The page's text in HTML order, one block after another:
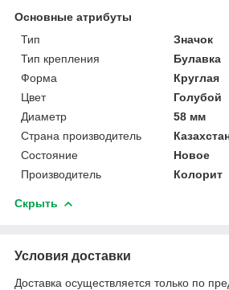
Основные атрибуты
Тип
Значок
Тип крепления
Булавка
Форма
Круглая
Цвет
Голубой
Диаметр
58 мм
Страна производитель
Состояние
Новое
Производитель
Колорит
Скрыть
Условия доставки
Доставка осуществляется только по